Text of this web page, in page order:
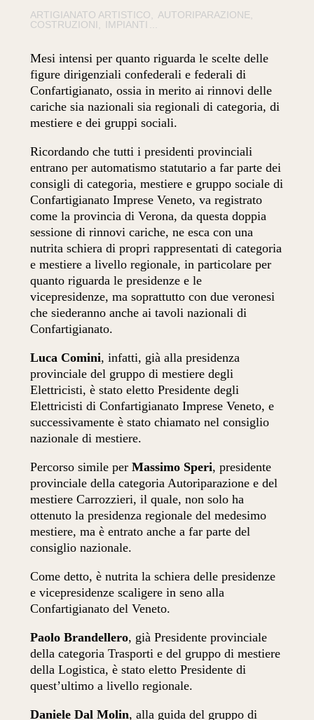
ARTIGIANATO ARTISTICO
AUTORIPARAZIONE
COSTRUZIONI
IMPIANTI ...
Mesi intensi per quanto riguarda le scelte delle
figure dirigenziali confederali e federali di
Confartigianato, ossia in merito ai rinnovi delle
cariche sia nazionali sia regionali di categoria, di
mestiere e dei gruppi sociali.
Ricordando che tutti i presidenti provinciali
entrano per automatismo statutario a far parte dei
consigli di categoria, mestiere e gruppo sociale di
Confartigianato Imprese Veneto, va registrato
come la provincia di Verona, da questa doppia
sessione di rinnovi cariche, ne esca con una
nutrita schiera di propri rappresentati di categoria
e mestiere a livello regionale, in particolare per
quanto riguarda le presidenze e le
vicepresidenze, ma soprattutto con due veronesi
che siederanno anche ai tavoli nazionali di
Confartigianato.
Luca Comini, infatti, già alla presidenza
provinciale del gruppo di mestiere degli
Elettricisti, è stato eletto Presidente degli
Elettricisti di Confartigianato Imprese Veneto, e
successivamente è stato chiamato nel consiglio
nazionale di mestiere.
Percorso simile perMassimo Speri, presidente
provinciale della categoria Autoriparazione e del
mestiere Carrozzieri, il quale, non solo ha
ottenuto la presidenza regionale del medesimo
mestiere, ma è entrato anche a far parte del
consiglio nazionale.
Come detto, è nutrita la schiera delle presidenze
e vicepresidenze scaligere in seno alla
Confartigianato del Veneto.
Paolo Brandellero, già Presidente provinciale
della categoria Trasporti e del gruppo di mestiere
della Logistica, è stato eletto Presidente di
quest’ultimo a livello regionale.
Daniele Dal Molin, alla guida del gruppo di